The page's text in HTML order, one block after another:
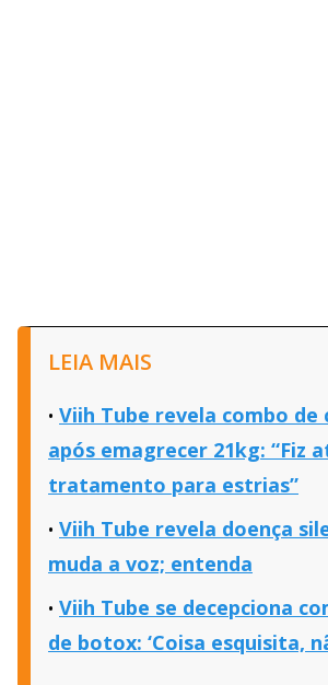
LEIA MAIS
Viih Tube revela combo de
após emagrecer 21kg: “Fiz
tratamento para estrias”
Viih Tube revela doença
muda a voz; entenda
Viih Tube se decepciona
de botox: ‘Coisa esquisita,